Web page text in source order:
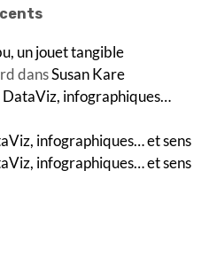
un jouet tangible
dansSusan Kare
DataViz, infographiques…
infographiques… et sens
infographiques… et sens